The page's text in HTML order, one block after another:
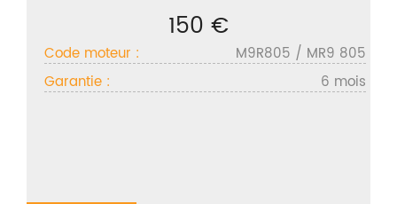
150 €
Code moteur :
M9R805 / MR9 805
Garantie :
6 mois